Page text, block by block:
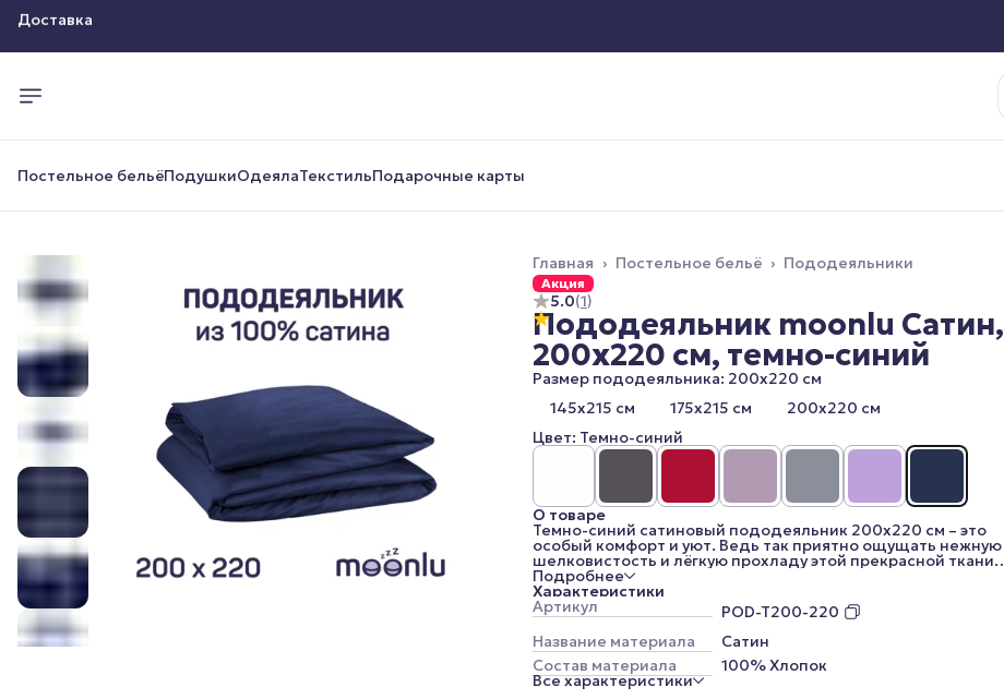
Оплата
Доставка
Постельное бельёПодушкиОдеялаТекстильПодарочные карты
Пододеяльники
Постельное бельё ›
Главная ›
Акция
5.0(1)
Пододеяльник moonlu Сатин,
200x220 см, темно-синий
Размер пододеяльника: 200x220 см
145x215 см
175x215 см
200x220 см
Цвет: Темно-синий
О товаре
Темно-синий сатиновый пододеяльник 200x220 см – это
особый комфорт и уют. Ведь так приятно ощущать нежную
шелковистость и лёгкую прохладу этой прекрасной ткани!
Тёмно-синий цвет – идеальный вариант для тех, кто устал
от пастельных оттенков и хочет привнести в интерьер
немного лоска!
Сатин не только имеет безупречный внешний вид, он ещё и
очень практичен и прост в уходе. Вы можете стирать
постельное бельё из этого материала много раз, и оно не
потеряет свою форму, не полиняет и не покроется
катышками. Главное – соблюдать температурный режим
Подробнее
Характеристики
Артикул
POD-T200-220
Название материала
Сатин
Состав материала
100% Хлопок
Все характеристики